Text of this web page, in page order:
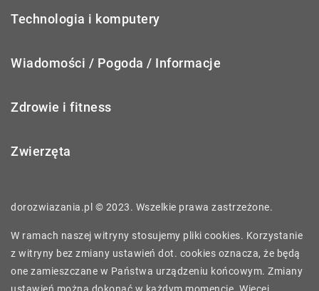
Technologia i komputery
Wiadomości / Pogoda / Informacje
Zdrowie i fitness
Zwierzęta
dorozwiazania.pl © 2023. Wszelkie prawa zastrzeżone.
W ramach naszej witryny stosujemy pliki cookies. Korzystanie
z witryny bez zmiany ustawień dot. cookies oznacza, że będą
one zamieszczane w Państwa urządzeniu końcowym. Zmiany
ustawień można dokonać w każdym momencie. Więcej